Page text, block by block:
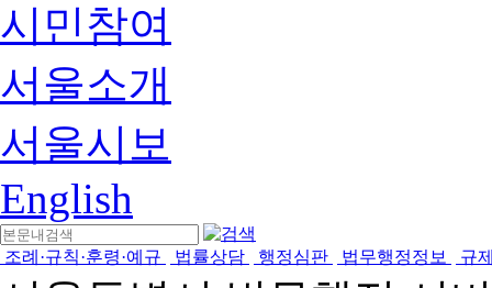
시민참여
서울소개
서울시보
English
조례·규칙·훈령·예규 법률상담 행정심판 법무행정정보 규